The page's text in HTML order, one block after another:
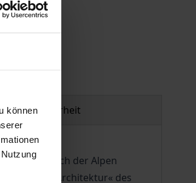
können
nördlich der Alpen
über die Architektur« des